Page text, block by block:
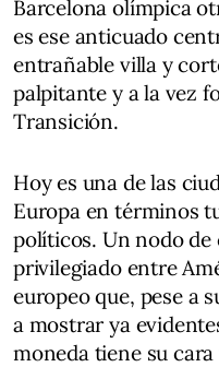
Barcelona olímpica
es ese anticuado
entrañable villa y
palpitante y a la vez
Transición.
Hoy es una de las
Europa en términos
políticos. Un nodo de
privilegiado entre
europeo que, pese a
a mostrar ya
moneda tiene su cara